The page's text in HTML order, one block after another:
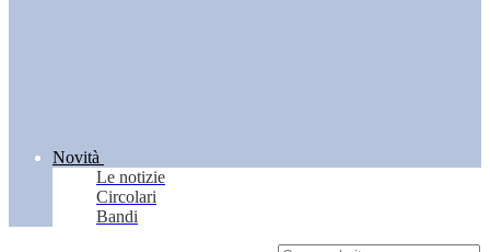
Novità
Le notizie
Circolari
Bandi